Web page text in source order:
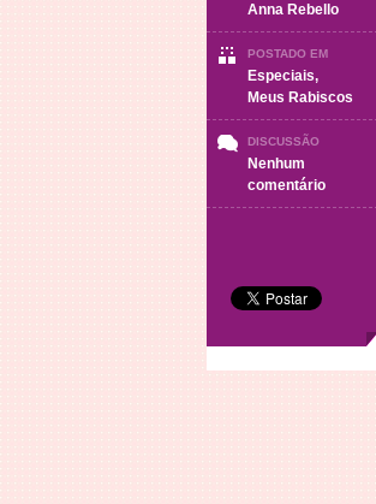
Anna Rebello
POSTADO EM
Especiais,
Meus Rabiscos
DISCUSSÃO
Nenhum
comentárioem
A